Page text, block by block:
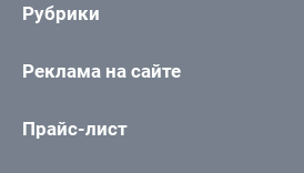
Рубрики
Реклама на сайте
Прайс-лист